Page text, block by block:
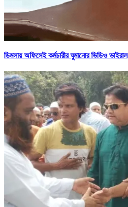
ডিমলায় অফিসেই কর্মচারীর ঘুমানোর ভিডিও ভাইরাল